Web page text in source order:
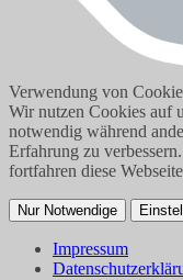
Verwendung von
Wir nutzen Cookies auf
notwendig während
Erfahrung zu
fortfahren diese
Nur Notwendige
Impressum